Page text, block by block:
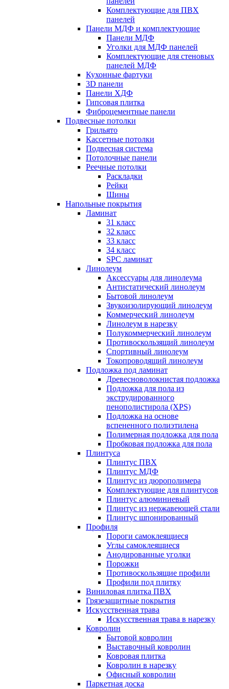
Комплектующие для ПВХ
панелей
Панели МДФ и комплектующие
Панели МДФ
Уголки для МДФ панелей
Комплектующие для стеновых
панелей МДФ
Кухонные фартуки
3D панели
Панели ХДФ
Гипсовая плитка
Фиброцементные панели
Подвесные потолки
Грильято
Кассетные потолки
Подвесная система
Потолочные панели
Реечные потолки
Раскладки
Рейки
Шины
Напольные покрытия
Ламинат
31 класс
32 класс
33 класс
34 класс
SPC ламинат
Линолеум
Аксессуары для линолеума
Антистатический линолеум
Бытовой линолеум
Звукоизолирующий линолеум
Коммерческий линолеум
Линолеум в нарезку
Полукоммерческий линолеум
Противоскользящий линолеум
Спортивный линолеум
Токопроводящий линолеум
Подложка под ламинат
Древесноволокнистая подложка
Подложка для пола из
экструдированного
пенополистирола (XPS)
Подложка на основе
вспененного полиэтилена
Полимерная подложка для пола
Пробковая подложка для пола
Плинтуса
Плинтус ПВХ
Плинтус МДФ
Плинтус из дюрополимера
Комплектующие для плинтусов
Плинтус алюминиевый
Плинтус из нержавеющей стали
Плинтус шпонированный
Профиля
Пороги самоклеящиеся
Углы самоклеящиеся
Анодированные уголки
Порожки
Противоскользящие профили
Профили под плитку
Виниловая плитка ПВХ
Грязезащитные покрытия
Искусственная трава
Искусственная трава в нарезку
Ковролин
Бытовой ковролин
Выставочный ковролин
Ковровая плитка
Ковролин в нарезку
Офисный ковролин
Паркетная доска